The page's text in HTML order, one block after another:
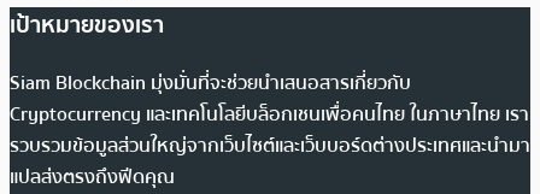
เป้าหมายของเรา
Siam Blockchain มุ่งมั่นที่จะช่วยนำเสนอสารเกี่ยวกับ
Cryptocurrency และเทคโนโลยีบล็อกเชนเพื่อคนไทย ในภาษาไทย เรา
รวบรวมข้อมูลส่วนใหญ่จากเว็บไซต์และเว็บบอร์ดต่างประเทศและนำมา
แปลส่งตรงถึงฟีดคุณ